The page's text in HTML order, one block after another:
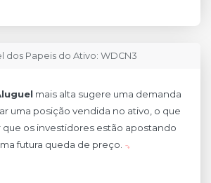
dos Papeis do Ativo: WDCN3
mais alta sugere uma demanda
uma posição vendida no ativo, o que
os investidores estão apostando
futura queda de preço.